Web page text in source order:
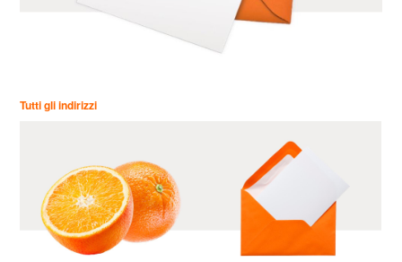
Tutti gli indirizzi